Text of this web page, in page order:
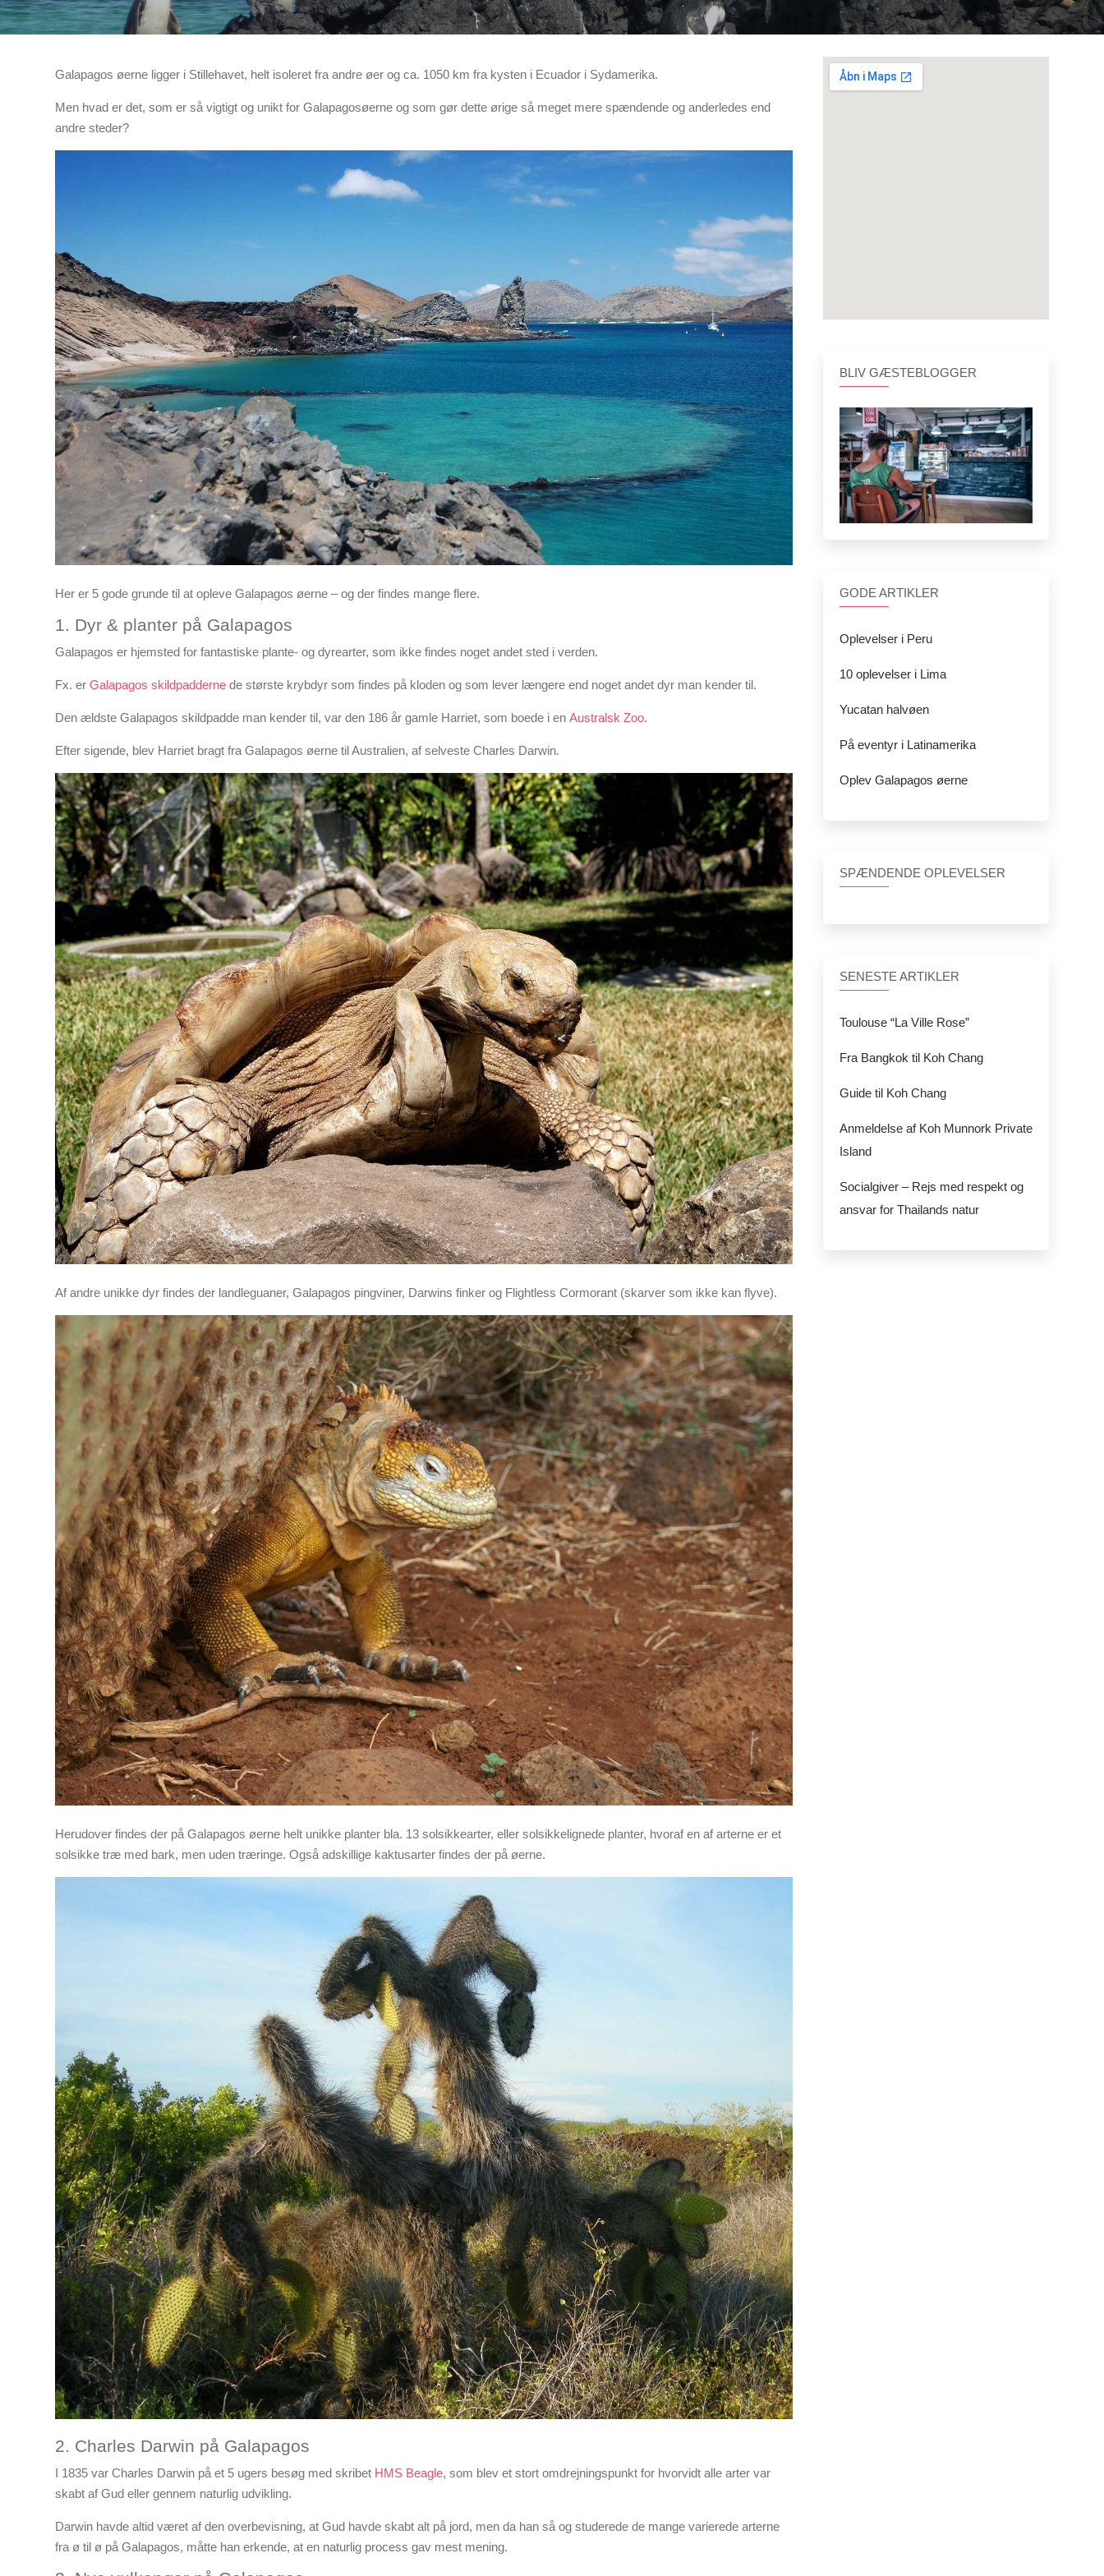
Galapagos øerne ligger i Stillehavet, helt isoleret fra andre øer og ca. 1050 km fra kysten i Ecuador i Sydamerika.
Men hvad er det, som er så vigtigt og unikt for Galapagosøerne og som gør dette ørige så meget mere spændende og anderledes end
andre steder?
Her er 5 gode grunde til at opleve Galapagos øerne – og der findes mange flere.
1. Dyr & planter på Galapagos
Galapagos er hjemsted for fantastiske plante- og dyrearter, som ikke findes noget andet sted i verden.
Fx. erGalapagos skildpadderne de største krybdyr som findes på kloden og som lever længere end noget andet dyr man kender til.
Den ældste Galapagos skildpadde man kender til, var den 186 år gamle Harriet, som boede i enAustralsk Zoo.
Efter sigende, blev Harriet bragt fra Galapagos øerne til Australien, af selveste Charles Darwin.
Af andre unikke dyr findes der landleguaner, Galapagos pingviner, Darwins finker og Flightless Cormorant (skarver som ikke kan flyve).
Herudover findes der på Galapagos øerne helt unikke planter bla. 13 solsikkearter, eller solsikkelignede planter, hvoraf en af arterne er et
solsikke træ med bark, men uden træringe. Også adskillige kaktusarter findes der på øerne.
2. Charles Darwin på Galapagos
I 1835 var Charles Darwin på et 5 ugers besøg med skribet HMS Beagle, som blev et stort omdrejningspunkt for hvorvidt alle arter var
skabt af Gud eller gennem naturlig udvikling.
Darwin havde altid været af den overbevisning, at Gud havde skabt alt på jord, men da han så og studerede de mange varierede arterne
fra ø til ø på Galapagos, måtte han erkende, at en naturlig process gav mest mening.
BLIV GÆSTEBLOGGER
GODE ARTIKLER
Oplevelser i Peru
10 oplevelser i Lima
Yucatan halvøen
På eventyr i Latinamerika
Oplev Galapagos øerne
SPÆNDENDE OPLEVELSER
SENESTE ARTIKLER
Toulouse “La Ville Rose”
Fra Bangkok til Koh Chang
Guide til Koh Chang
Anmeldelse af Koh Munnork Private
Island
Socialgiver – Rejs med respekt og
ansvar for Thailands natur